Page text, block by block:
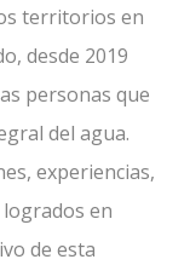
territorios en
desde 2019
personas que
del agua.
experiencias,
en
de esta